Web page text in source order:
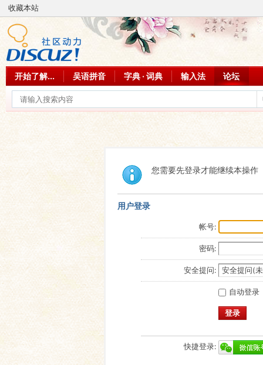
收藏本站
开始了解... 吴语拼音 字典 · 词典 输入法 论坛
您需要先登录才能继续本操作
用户登录
帐号:
密码:
安全提问:
自动登录
登录
快捷登录: